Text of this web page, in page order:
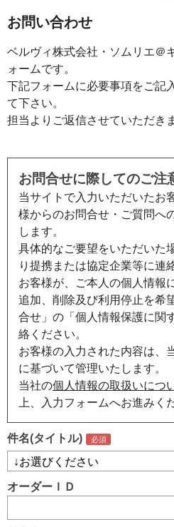
お問い合わせ
ベルヴィ株式会社・ソムリエ＠
ォームです。
下記フォームに必要事項をご記
て下さい。
担当よりご返信させていただき
お問合せに際してのご注
当サイトで入力いただいたお
様からのお問合せ・ご質問へ
します。
具体的なご要望をいただいた
り提携または協定企業等に連
お客様が、ご本人の個人情報
追加、削除及び利用停止を希
合せ」の「個人情報保護に関
絡ください。
お客様の入力された内容は、
に基づいて管理いたします。
当社の個人情報の取扱いにつ
上、入力フォームへお進みく
件名(タイトル)
オーダーＩＤ